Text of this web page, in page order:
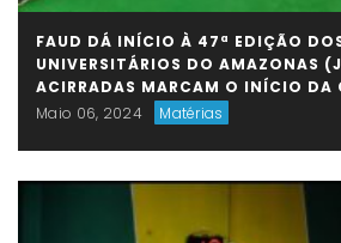
FAUD DÁ INÍCIO À 47ª EDIÇÃO
UNIVERSITÁRIOS DO AMAZONAS
ACIRRADAS MARCAM O INÍCIO DA
Maio 06, 2024
Matérias